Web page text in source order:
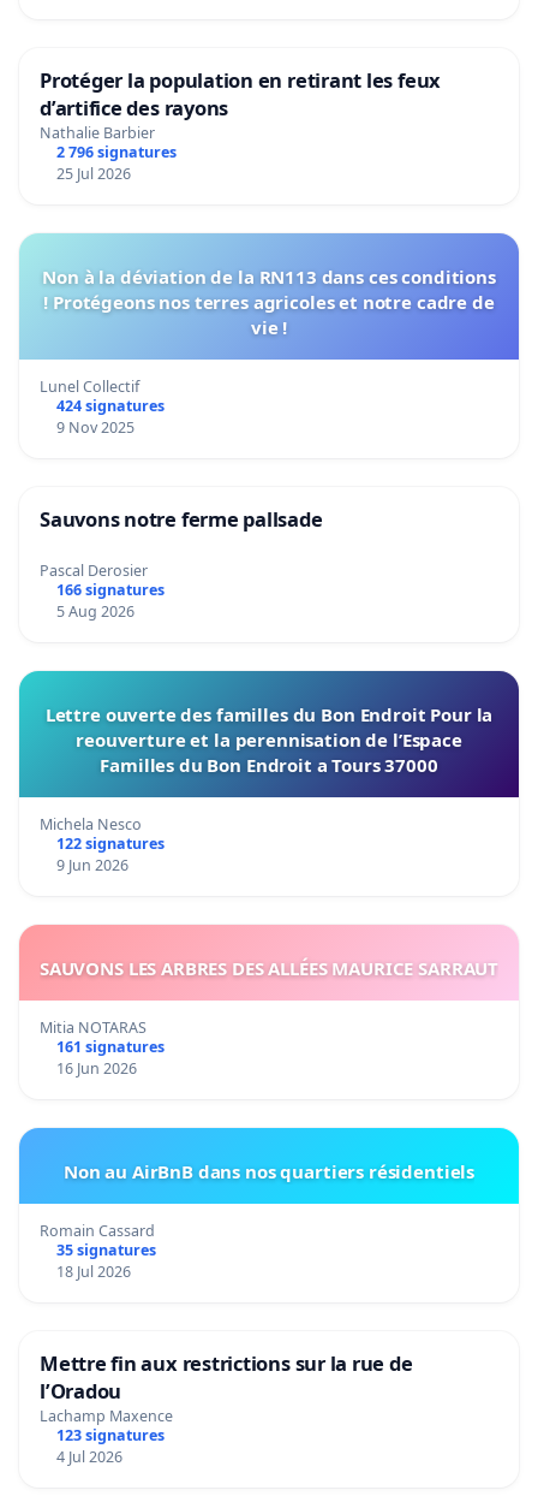
Protéger la population en retirant les feux
d’artifice des rayons
Nathalie Barbier
2 796 signatures
25 Jul 2026
Non à la déviation de la RN113 dans ces conditions
! Protégeons nos terres agricoles et notre cadre de
vie !
Lunel Collectif
424 signatures
9 Nov 2025
Sauvons notre ferme pallsade
Pascal Derosier
166 signatures
5 Aug 2026
Lettre ouverte des familles du Bon Endroit Pour la
reouverture et la perennisation de l’Espace
Familles du Bon Endroit a Tours 37000
Michela Nesco
122 signatures
9 Jun 2026
SAUVONS LES ARBRES DES ALLÉES MAURICE SARRAUT
Mitia NOTARAS
161 signatures
16 Jun 2026
Non au AirBnB dans nos quartiers résidentiels
Romain Cassard
35 signatures
18 Jul 2026
Mettre fin aux restrictions sur la rue de
l’Oradou
Lachamp Maxence
123 signatures
4 Jul 2026